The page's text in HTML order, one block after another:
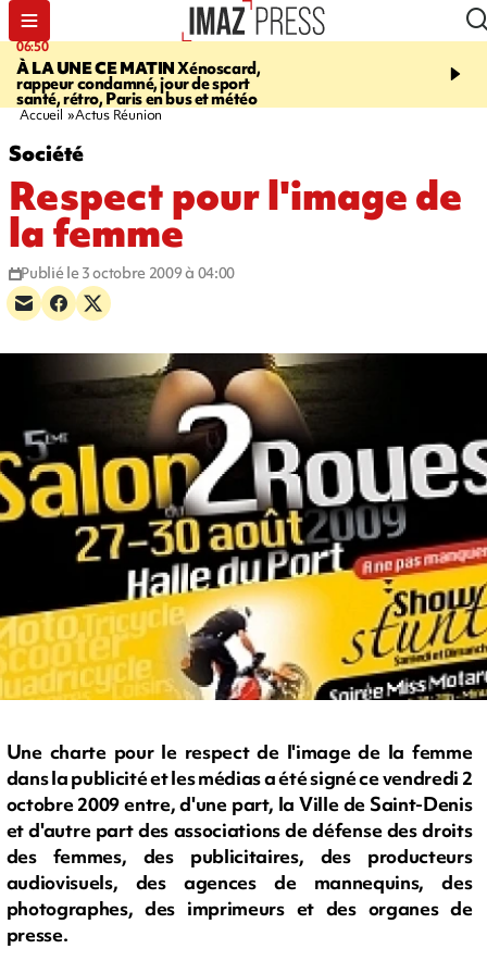
06:50
À LA UNE CE MATINXénoscard,
rappeur condamné, jour de sport
santé, rétro, Paris en bus et météo
08:53
Jour de
2026 - bouger,
Accueil Actus Réunion
Société
Respect pour l'image de
la femme
Publié le 3 octobre 2009 à 04:00
Une charte pour le respect de l'image de la femme
dans la publicité et les médias a été signé ce vendredi 2
octobre 2009 entre, d'une part, la Ville de Saint-Denis
et d'autre part des associations de défense des droits
des femmes, des publicitaires, des producteurs
audiovisuels, des agences de mannequins, des
photographes, des imprimeurs et des organes de
presse.